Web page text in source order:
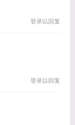
登录以回复
登录以回复